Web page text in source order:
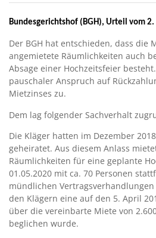
Bundesgerichtshof (BGH), Urteil vom 2.
Der BGH hat entschieden, dass die
angemietete Räumlichkeiten auch
Absage einer Hochzeitsfeier
pauschaler Anspruch auf
Mietzinses zu.
Dem lag folgender Sachverhalt
Die Kläger hatten im Dezember
geheiratet. Aus diesem Anlass
Räumlichkeiten für eine geplante
01.05.2020 mit ca. 70 Personen
mündlichen
den Klägern eine auf den 5. April
über die vereinbarte Miete von
beglichen wurde.